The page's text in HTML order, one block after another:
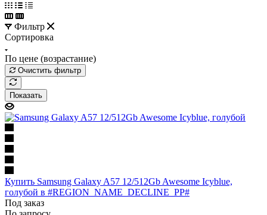
Фильтр
Сортировка
По цене (возрастание)
Очистить фильтр
Показать
Купить Samsung Galaxy A57 12/512Gb Awesome Icyblue,
голубой в #REGION_NAME_DECLINE_PP#
Под заказ